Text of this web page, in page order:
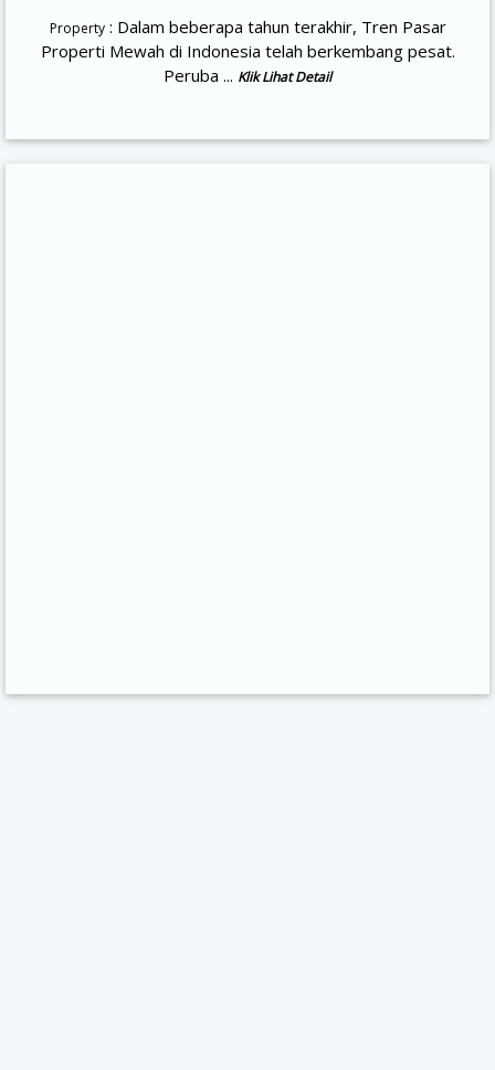
Property: Dalam beberapa tahun terakhir, Tren Pasar
Properti Mewah di Indonesia telah berkembang pesat.
Peruba ... Klik Lihat Detail